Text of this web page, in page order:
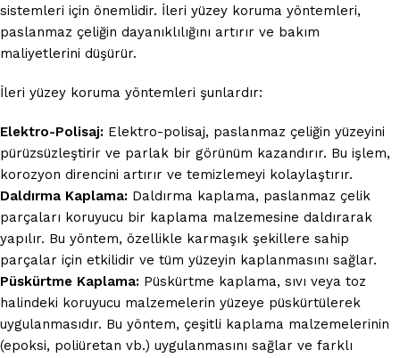
sistemleri için önemlidir. İleri yüzey koruma yöntemleri,
paslanmaz çeliğin dayanıklılığını artırır ve bakım
maliyetlerini düşürür.
İleri yüzey koruma yöntemleri şunlardır:
Elektro-Polisaj: Elektro-polisaj, paslanmaz çeliğin yüzeyini
pürüzsüzleştirir ve parlak bir görünüm kazandırır. Bu işlem,
korozyon direncini artırır ve temizlemeyi kolaylaştırır.
Daldırma Kaplama: Daldırma kaplama, paslanmaz çelik
parçaları koruyucu bir kaplama malzemesine daldırarak
yapılır. Bu yöntem, özellikle karmaşık şekillere sahip
parçalar için etkilidir ve tüm yüzeyin kaplanmasını sağlar.
Püskürtme Kaplama: Püskürtme kaplama, sıvı veya toz
halindeki koruyucu malzemelerin yüzeye püskürtülerek
uygulanmasıdır. Bu yöntem, çeşitli kaplama malzemelerinin
(epoksi, poliüretan vb.) uygulanmasını sağlar ve farklı